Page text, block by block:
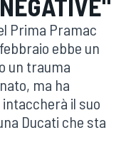
Prima Pramac
ebbe un
un trauma
ma ha
il suo
Ducati che sta